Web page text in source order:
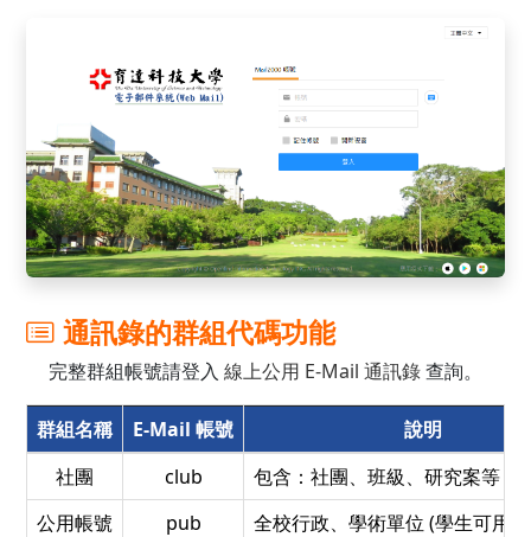
通訊錄的群組代碼功能
完整群組帳號請登入 線上公用 E-Mail 通訊錄查詢。
群組名稱 E-Mail 帳號
說明
社團
club
包含：社團、班級、研究案等 (
公用帳號
pub
全校行政、學術單位 (學生可用)